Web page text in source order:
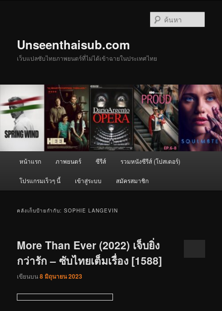
Unseenthaisub.com
เว็บแปลซับไทยภาพยนตร์ที่ไม่ได้เข้าฉายในประเทศไทย
หน้าแรก ภาพยนตร์ ซีรีส์ รวมหนังซีรีส์ (โปสเตอร์)
โปรแกรมเร็วๆ นี้ เข้าสู่ระบบ สมัครสมาชิก
คลังเก็บป้ายกำกับ:SOPHIE LANGEVIN
More Than Ever (2022) เจ็บยิ่ง
กว่ารัก – ซับไทยเต็มเรื่อง [1588]
เขียนบน8 มิถุนายน 2023